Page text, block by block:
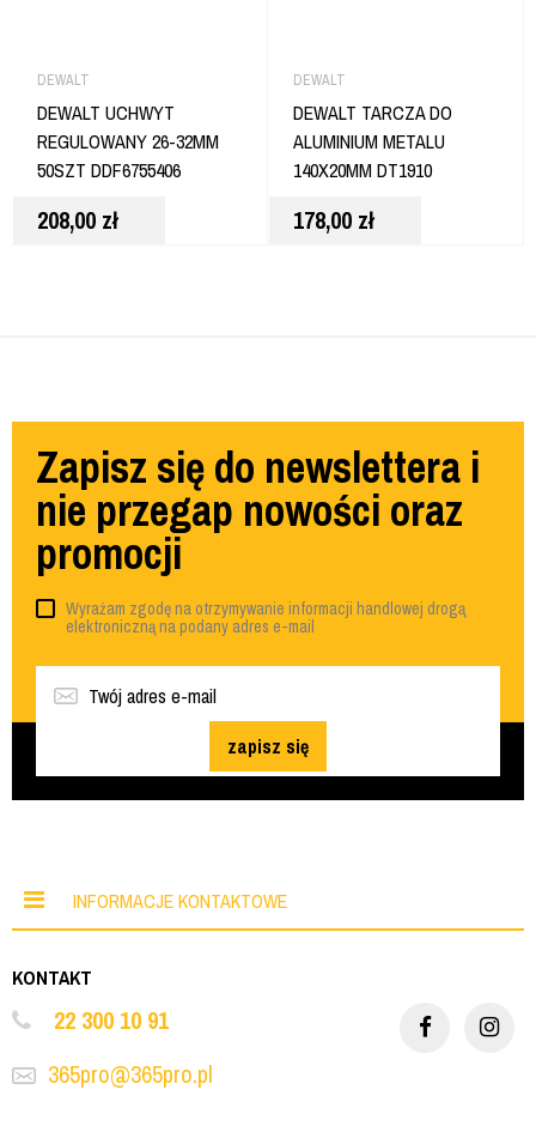
DEWALT
DEWALT UCHWYT
REGULOWANY 26-32MM
50SZT DDF6755406
208,00 zł
DEWALT
DEWALT TARCZA DO
ALUMINIUM METALU
140X20MM DT1910
178,00 zł
Zapisz się do newslettera i
nie przegap nowości oraz
promocji
Wyrażam zgodę na otrzymywanie informacji handlowej drogą
elektroniczną na podany adres e-mail
zapisz się
INFORMACJE KONTAKTOWE
KONTAKT
22 300 10 91
365pro@365pro.pl